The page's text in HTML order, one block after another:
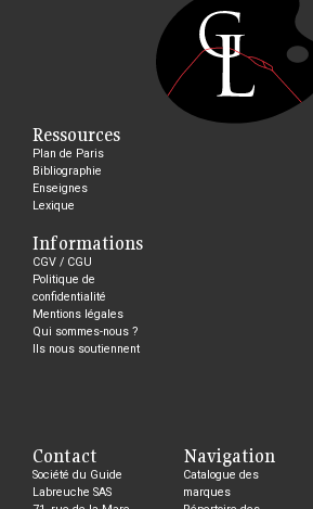
Ressources
Plan de Paris
Bibliographie
Enseignes
Lexique
Informations
CGV / CGU
Politique de
confidentialité
Mentions légales
Qui sommes-nous ?
Ils nous soutiennent
Contact
Société du Guide
Labreuche SAS
Navigation
Catalogue des
marques